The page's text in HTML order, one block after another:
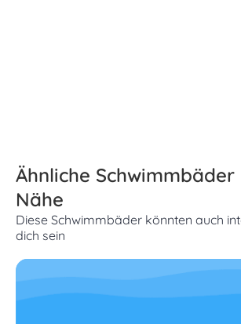
Ähnliche
Nähe
Diese Schwimmbäder könnten auch
dich sein